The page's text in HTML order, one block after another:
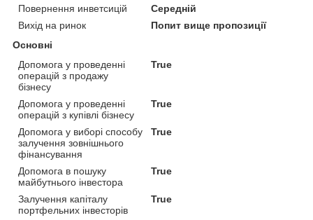
Повернення инветcицій
Середній
Вихід на ринок
Попит вище пропозиції
Основні
Допомога у проведенні
операцій з продажу
бізнесу
True
Допомога у проведенні
операцій з купівлі бізнесу
True
Допомога у виборі способу
залучення зовнішнього
фінансування
True
Допомога в пошуку
майбутнього інвестора
True
Залучення капіталу
портфельних інвесторів
True